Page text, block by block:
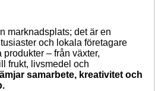
marknadsplats; det är en
och lokala företagare
– från växter,
frukt, livsmedel och
samarbete, kreativitet och